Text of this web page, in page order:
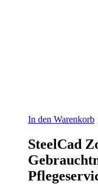
In den Warenkorb
SteelCad